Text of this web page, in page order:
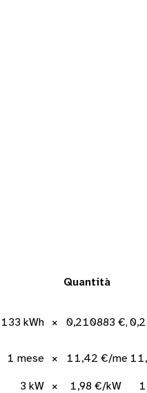
Quantità
133 kWh × 0,210883 €/
1 mese × 11,42 €/mese
3 kW × 1,98 €/kW